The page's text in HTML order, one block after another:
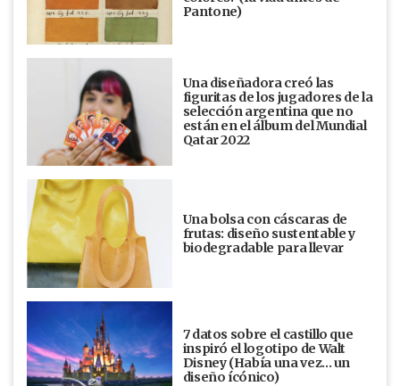
Pantone)
Una diseñadora creó las
figuritas de los jugadores de la
selección argentina que no
están en el álbum del Mundial
Qatar 2022
Una bolsa con cáscaras de
frutas: diseño sustentable y
biodegradable para llevar
7 datos sobre el castillo que
inspiró el logotipo de Walt
Disney (Había una vez... un
diseño ícónico)